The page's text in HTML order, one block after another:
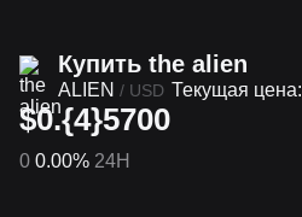
Купить the alien
ALIEN / USD Текущая цена:
$0.{4}5700
0 0.00% 24H